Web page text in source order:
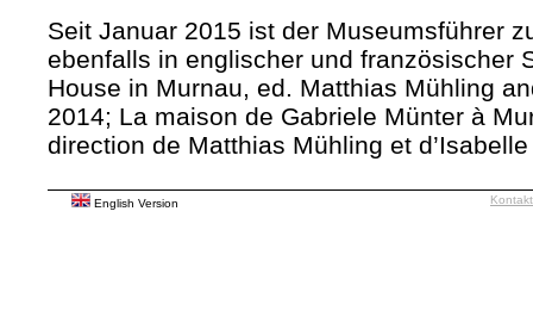
Seit Januar 2015 ist der Museumsführer
ebenfalls in englischer und französischer
House in Murnau, ed. Matthias Mühling
2014; La maison de Gabriele Münter à
direction de Matthias Mühling et
English Version Kontakt